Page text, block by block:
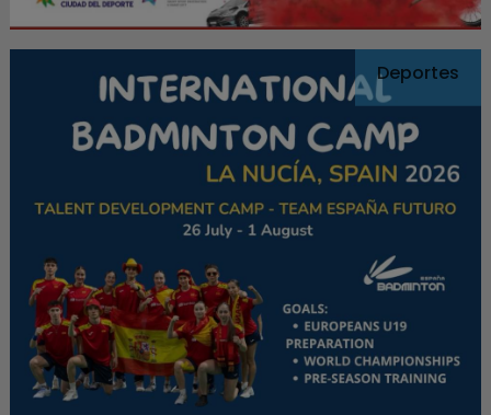
Deportes